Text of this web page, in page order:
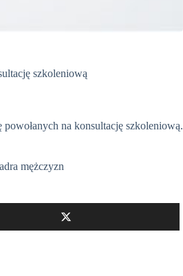
szkoleniową
na konsultację szkoleniową.
mężczyzn